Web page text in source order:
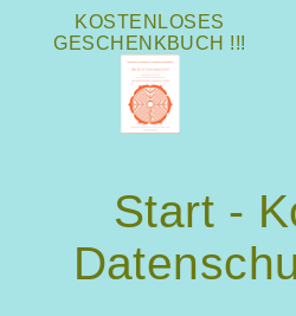
KOSTENLOSES
GESCHENKBUCH !!!
Start -